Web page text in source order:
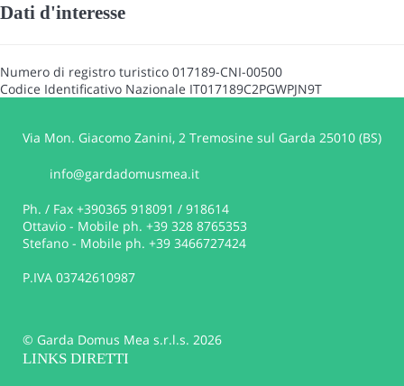
Dati d'interesse
Numero di registro turistico 017189-CNI-00500
Codice Identificativo Nazionale IT017189C2PGWPJN9T
Via Mon. Giacomo Zanini, 2 Tremosine sul Garda 25010 (BS)
info@gardadomusmea.it
Ph. / Fax +390365 918091 / 918614
Ottavio - Mobile ph. +39 328 8765353
Stefano - Mobile ph. +39 3466727424
P.IVA 03742610987
© Garda Domus Mea s.r.l.s. 2026
LINKS DIRETTI